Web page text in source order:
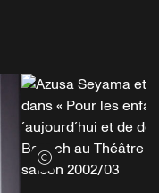
Voir les crédits